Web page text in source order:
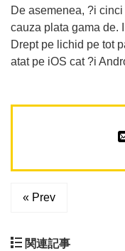
De asemenea, ?i
cauza plata gama de.
Drept pe lichid pe tot
atat pe iOS cat ?i
« Prev
関連記事